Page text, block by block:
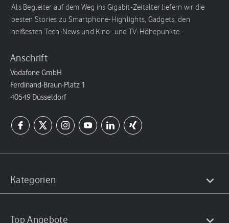
Als Begleiter auf dem Weg ins Gigabit-Zeitalter liefern wir die
besten Stories zu Smartphone-Highlights, Gadgets, den
heißesten Tech-News und Kino- und TV-Höhepunkte.
Anschrift
Vodafone GmbH
Ferdinand-Braun-Platz 1
40549 Düsseldorf
Kategorien
Top Angebote